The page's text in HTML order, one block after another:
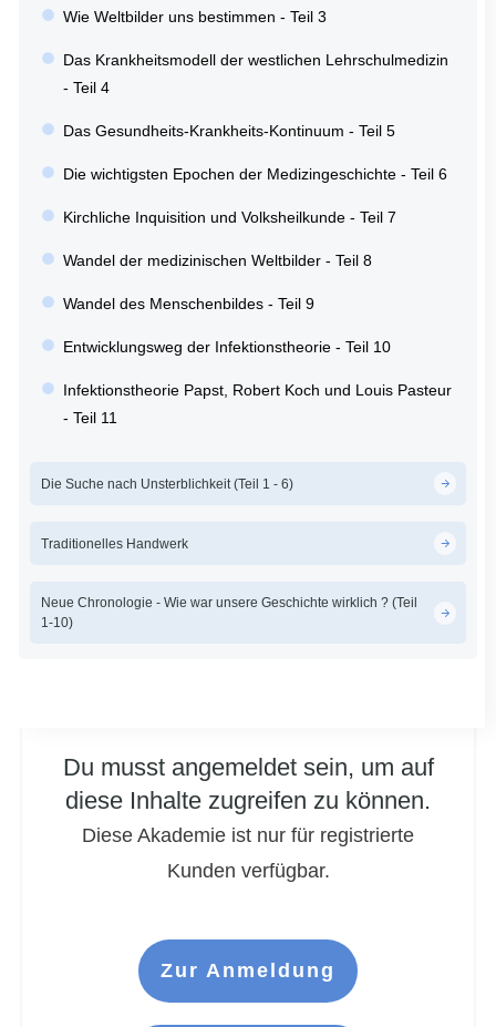
Du musst angemeldet sein, um auf
diese Inhalte zugreifen zu können.
Diese Akademie ist nur für registrierte
Kunden verfügbar.
Zur Anmeldung
Wie Weltbilder uns bestimmen - Teil 3
Das Krankheitsmodell der westlichen Lehrschulmedizin
- Teil 4
Das Gesundheits-Krankheits-Kontinuum - Teil 5
Die wichtigsten Epochen der Medizingeschichte - Teil 6
Kirchliche Inquisition und Volksheilkunde - Teil 7
Wandel der medizinischen Weltbilder - Teil 8
Wandel des Menschenbildes - Teil 9
Entwicklungsweg der Infektionstheorie - Teil 10
Infektionstheorie Papst, Robert Koch und Louis Pasteur
- Teil 11
Die Suche nach Unsterblichkeit (Teil 1 - 6)
Traditionelles Handwerk
Neue Chronologie - Wie war unsere Geschichte wirklich ? (Teil
1-10)